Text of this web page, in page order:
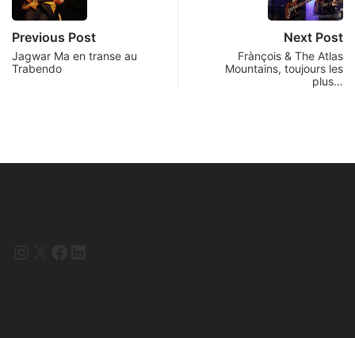
Previous Post
Jagwar Ma en transe au
Trabendo
Next Post
Frànçois & The Atlas
Mountains, toujours les
plus…